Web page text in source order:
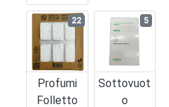
Profumi
Folletto
22
Sottovuot
O
5